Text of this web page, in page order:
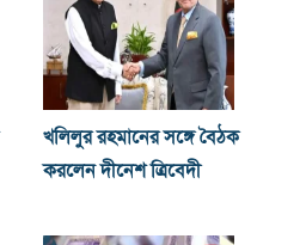
খ‌লিলুর রহমানের সঙ্গে বৈঠক
করলেন দীনেশ ত্রিবেদী